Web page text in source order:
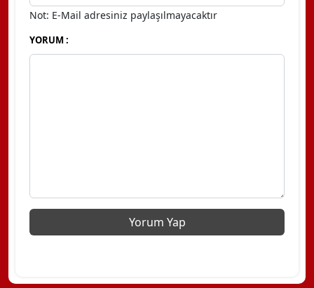
Not: E-Mail adresiniz paylaşılmayacaktır
YORUM :